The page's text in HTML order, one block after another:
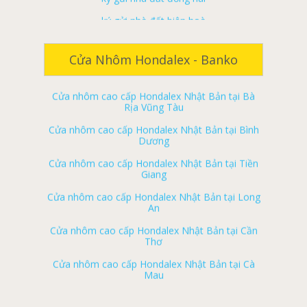
ký gửi nhà đất long khánh
ký gửi nhà đất vĩnh cửu
ký gửi nhà đất trảng bom
ký gửi nhà đất thống nhất
ký gửi nhà đất long thành
ký gửi nhà đất xuân lộc
Nhà đất biên hòa
Nhà đất long khánh
Cửa Nhôm Hondalex - Banko
Cửa nhôm cao cấp Hondalex Nhật Bản tại Biên
Hòa
Nai
Cửa nhôm cao cấp Hondalex Nhật Bản tại Bình
Dương
Cửa nhôm cao cấp Hondalex Nhật Bản tại Tiền
Giang
Cửa nhôm cao cấp Hondalex Nhật Bản tại Long
An
Cửa nhôm cao cấp Hondalex Nhật Bản tại Cần
Thơ
Cửa nhôm cao cấp Hondalex Nhật Bản tại Cà
Mau
Cửa nhôm cao cấp Hondalex Nhật Bản tại Bạc
Liêu